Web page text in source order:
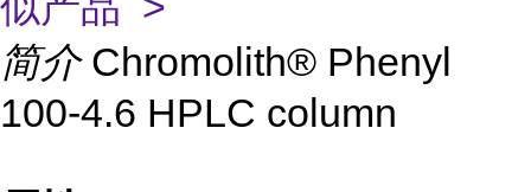
简介 Chromolith® Phenyl
100-4.6 HPLC column